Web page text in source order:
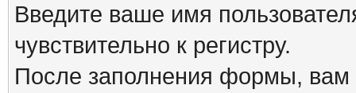
Введите ваше имя
чувствительно к регистру.
После заполнения формы, вам